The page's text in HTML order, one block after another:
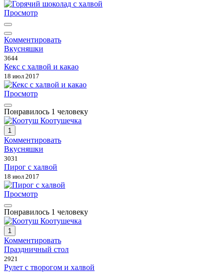
Просмотр
Комментировать
Вкусняшки
3644
Кекс с халвой и какао
18 июл 2017
Просмотр
Понравилось 1 человеку
1
Комментировать
Вкусняшки
3031
Пирог с халвой
18 июл 2017
Просмотр
Понравилось 1 человеку
1
Комментировать
Праздничный стол
2921
Рулет с творогом и халвой